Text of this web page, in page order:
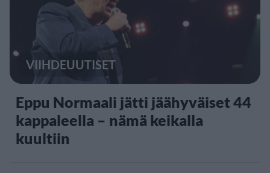
VIIHDEUUTISET
Eppu Normaali jätti jäähyväiset 44
kappaleella – nämä keikalla
kuultiin